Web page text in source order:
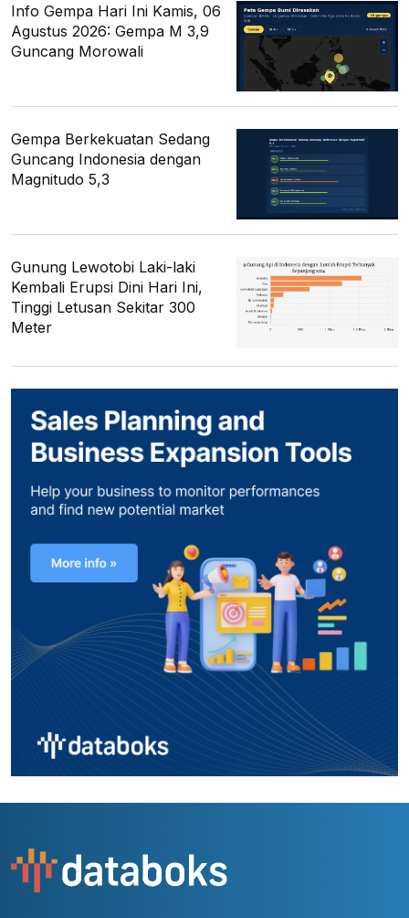
Info Gempa Hari Ini Kamis, 06
Agustus 2026: Gempa M 3,9
Guncang Morowali
Gempa Berkekuatan Sedang
Guncang Indonesia dengan
Magnitudo 5,3
Gunung Lewotobi Laki-laki
Kembali Erupsi Dini Hari Ini,
Tinggi Letusan Sekitar 300
Meter